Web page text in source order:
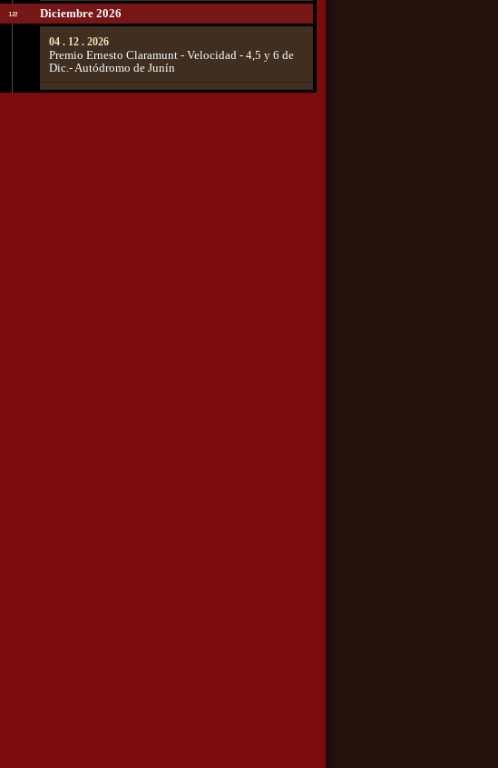
Diciembre 2026
04 . 12 . 2026
Premio Ernesto Claramunt - Velocidad - 4,5 y 6 de
Dic.- Autódromo de Junín